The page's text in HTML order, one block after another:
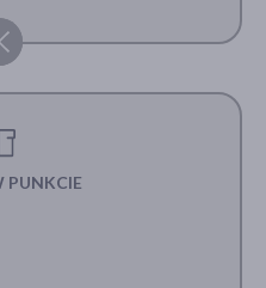
PUNKCIE